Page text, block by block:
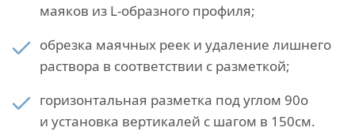
маяков из L-образного профиля;
обрезка маячных реек и удаление лишнего
раствора в соответствии с разметкой;
горизонтальная разметка под углом 90о
и установка вертикалей с шагом в 150см.